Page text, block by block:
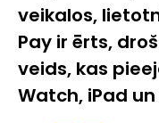
veikalos,
Pay ir ērts,
veids, kas
Watch, iPad